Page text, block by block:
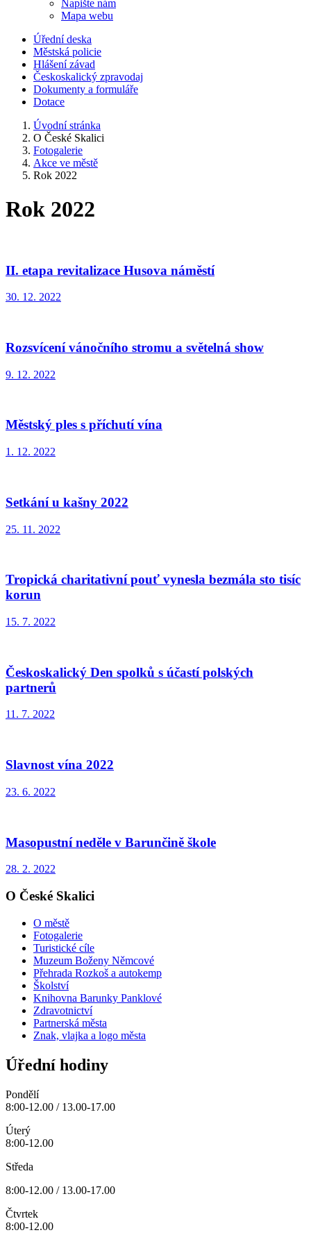
Napište nám
Mapa webu
Úřední deska
Městská policie
Hlášení závad
Českoskalický zpravodaj
Dokumenty a formuláře
Dotace
Úvodní stránka
O České Skalici
Fotogalerie
Akce ve městě
Rok 2022
Rok 2022
II. etapa revitalizace Husova náměstí
30. 12. 2022
Rozsvícení vánočního stromu a světelná show
9. 12. 2022
Městský ples s příchutí vína
1. 12. 2022
Setkání u kašny 2022
25. 11. 2022
Tropická charitativní pouť vynesla bezmála sto tisíc
korun
15. 7. 2022
Českoskalický Den spolků s účastí polských
partnerů
11. 7. 2022
Slavnost vína 2022
23. 6. 2022
Masopustní neděle v Barunčině škole
28. 2. 2022
O České Skalici
O městě
Fotogalerie
Turistické cíle
Muzeum Boženy Němcové
Přehrada Rozkoš a autokemp
Školství
Knihovna Barunky Panklové
Zdravotnictví
Partnerská města
Znak, vlajka a logo města
Úřední hodiny
Pondělí
8:00-12.00 / 13.00-17.00
Úterý
8:00-12.00
Středa
8:00-12.00 / 13.00-17.00
Čtvrtek
8:00-12.00